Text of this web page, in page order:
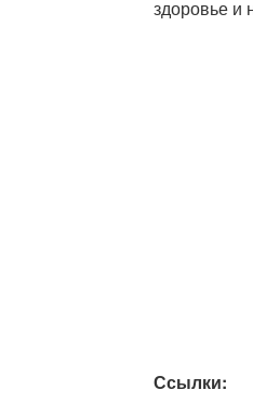
здоровье и
Ссылки: